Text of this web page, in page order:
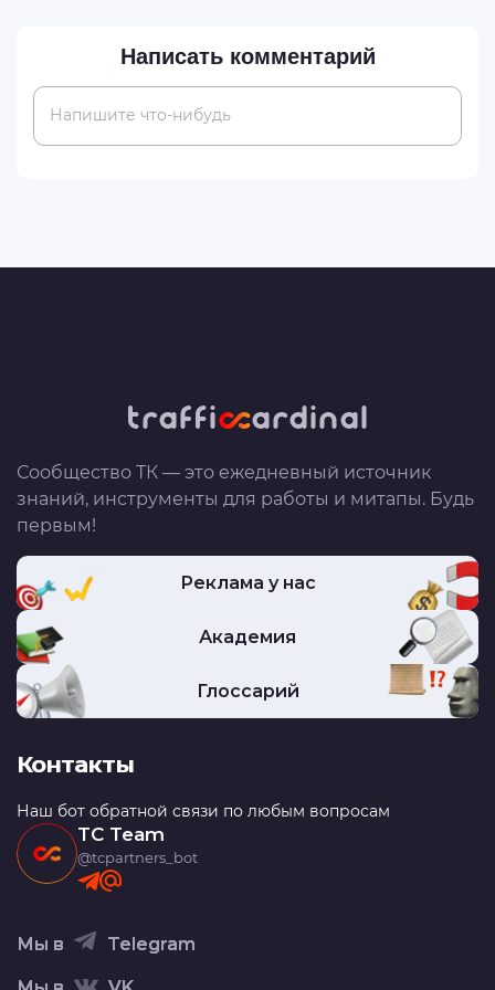
Написать комментарий
Напишите что-нибудь
Сообщество ТК — это ежедневный источник
знаний, инструменты для работы и митапы. Будь
первым!
Реклама у нас
Академия
Глоссарий
Контакты
Наш бот обратной связи по любым вопросам
TC Team
@tcpartners_bot
Мы в Telegram